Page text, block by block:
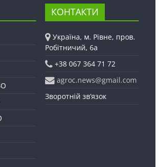
КОНТАКТИ
Україна, м. Рівне, пров.
Робітничий, 6а
+38 067 364 71 72
agroc.news@gmail.com
Зворотній зв’язок